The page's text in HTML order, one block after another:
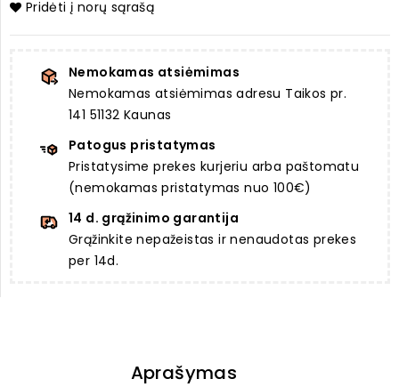
Pridėti į norų sąrašą
Nemokamas atsiėmimas
Nemokamas atsiėmimas adresu Taikos pr.
141 51132 Kaunas
Patogus pristatymas
Pristatysime prekes kurjeriu arba paštomatu
(nemokamas pristatymas nuo 100€)
14 d. grąžinimo garantija
Grąžinkite nepažeistas ir nenaudotas prekes
per 14d.
Aprašymas